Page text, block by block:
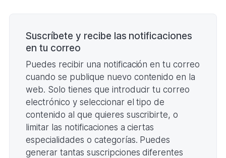
Suscríbete y recibe las notificaciones
en tu correo
Puedes recibir una notificación en tu correo
cuando se publique nuevo contenido en la
web. Solo tienes que introducir tu correo
electrónico y seleccionar el tipo de
contenido al que quieres suscribirte, o
limitar las notificaciones a ciertas
especialidades o categorías. Puedes
generar tantas suscripciones diferentes